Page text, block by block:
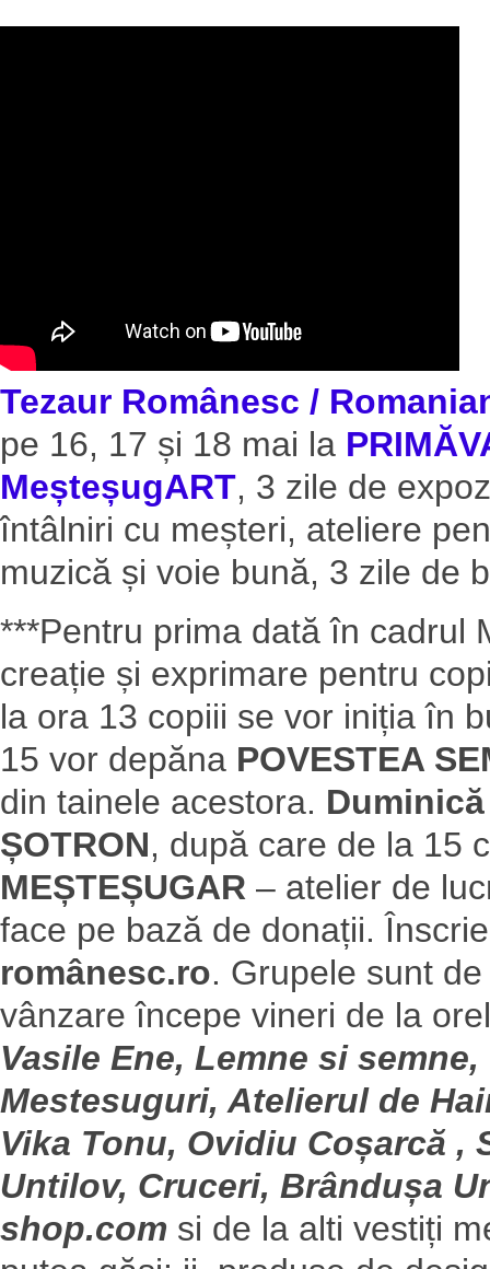
Tezaur Românesc /
pe 16, 17 și 18 mai la
MeșteșugART, 3 zile de
întâlniri cu meșteri, ateliere
muzică și voie bună, 3 zile de
***Pentru prima dată în cadrul
creație și exprimare pentru
la ora 13 copiii se vor iniția în
15 vor depăna POVESTEA
din tainele acestora. Duminică
ȘOTRON, după care de la 15
MEȘTEȘUGAR – atelier de
face pe bază de donații.
românesc.ro. Grupele sunt
vânzare începe vineri de la
Vasile Ene, Lemne si
Mestesuguri, Atelierul de
Vika Tonu, Ovidiu Coșarcă ,
Untilov, Cruceri, Brândușa
shop.com si de la alti vestiți